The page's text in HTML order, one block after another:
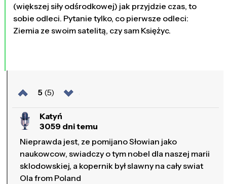
(większej siły odśrodkowej) jak przyjdzie czas, to
sobie odleci. Pytanie tylko, co pierwsze odleci:
Ziemia ze swoim satelitą, czy sam Księżyc.
5 (5)
Katyń
3059 dni temu
Nieprawda jest, ze pomijano Słowian jako
naukowcow, swiadczy o tym nobel dla naszej marii
sklodowskiej, a kopernik był slawny na cały swiat
Ola from Poland